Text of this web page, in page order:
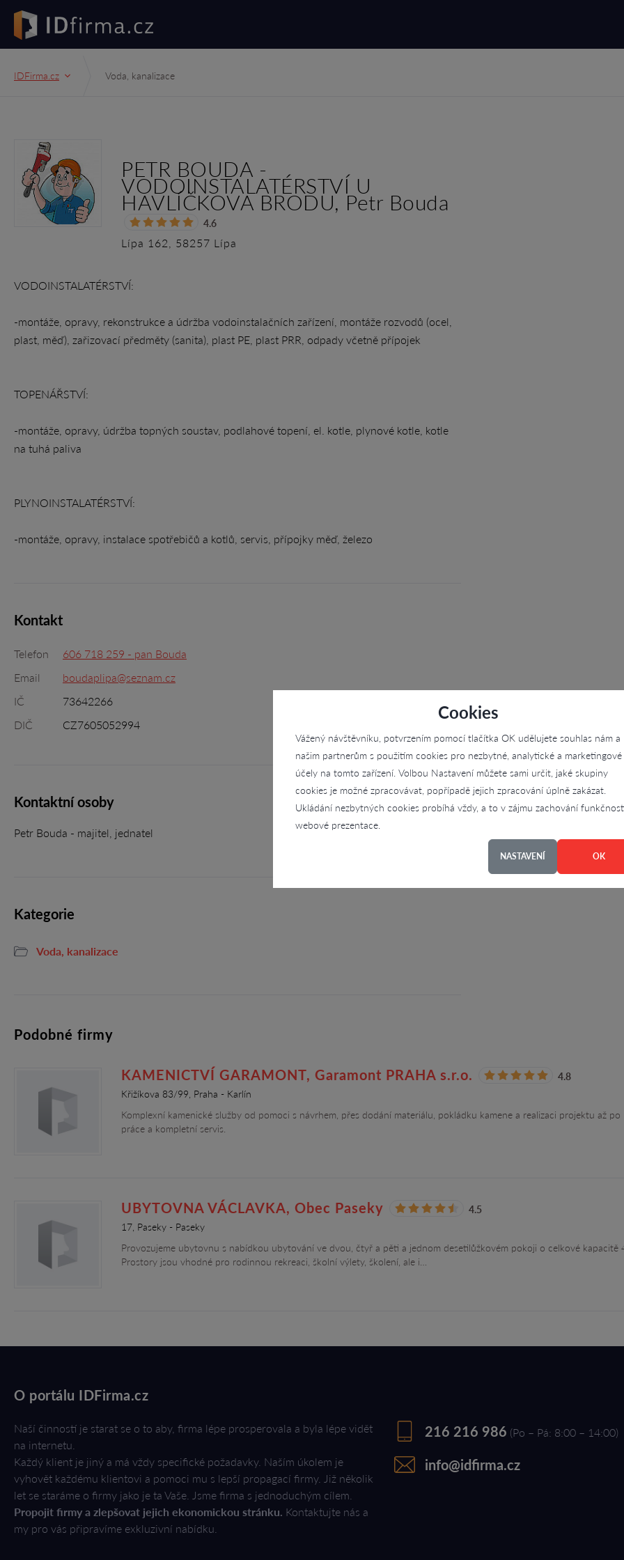
Cookies
Vážený návštěvníku, potvrzením pomocí tlačítka OK udělujete souhlas nám a
našim partnerům s použitím cookies pro nezbytné, analytické a marketingové
účely na tomto zařízení. Volbou Nastavení můžete sami určit, jaké skupiny
cookies je možné zpracovávat, popřípadě jejich zpracování úplně zakázat.
Ukládání nezbytných cookies probíhá vždy, a to v zájmu zachování
webové prezentace.
NASTAVENÍ OK
IDFirma.cz Voda, kanalizace
PETR BOUDA -
VODOINSTALATÉRSTVÍ U
HAVLÍČKOVA BRODU, Petr Bouda
4.6
Lípa 162, 58257 Lípa
VODOINSTALATÉRSTVÍ:
-montáže, opravy, rekonstrukce a údržba vodoinstalačních zařízení, montáže rozvodů (ocel,
plast, měď), zařizovací předměty (sanita), plast PE, plast PRR, odpady včetně přípojek
TOPENÁŘSTVÍ:
-montáže, opravy, údržba topných soustav, podlahové topení, el. kotle, plynové kotle, kotle
na tuhá paliva
PLYNOINSTALATÉRSTVÍ:
-montáže, opravy, instalace spotřebičů a kotlů, servis, přípojky měď, železo
Kontakt
Telefon
606 718 259 - pan Bouda
Email
boudaplipa@seznam.cz
IČ
73642266
DIČ
CZ7605052994
Kontaktní osoby
Petr Bouda - majitel, jednatel
Kategorie
Voda, kanalizace
Podobné firmy
KAMENICTVÍ GARAMONT, Garamont PRAHA s.r.o.
4.8
Křižíkova 83/99, Praha - Karlín
Komplexní kamenické služby od pomoci s návrhem, přes dodání materiálu, pokládku kamene a realizaci projektu až po
práce a kompletní servis.
UBYTOVNA VÁCLAVKA, Obec Paseky
4.5
17, Paseky - Paseky
Provozujeme ubytovnu s nabídkou ubytování ve dvou, čtyř a pěti a jednom desetilůžkovém pokoji o celkové kapacitě
Prostory jsou vhodné pro rodinnou rekreaci, školní výlety, školení, ale i…
O portálu IDFirma.cz
Naší činností je starat se o to aby, firma lépe prosperovala a byla lépe vidět
na internetu.
Každý klient je jiný a má vždy specifické požadavky. Naším úkolem je
vyhovět každému klientovi a pomoci mu s lepší propagací firmy. Již několik
let se staráme o firmy jako je ta Vaše. Jsme firma s jednoduchým cílem.
Propojit firmy a zlepšovat jejich ekonomickou stránku. Kontaktujte nás a
my pro vás připravíme exkluzivní nabídku.
216 216 986 (Po – Pá: 8:00 – 14:00)
info@idfirma.cz